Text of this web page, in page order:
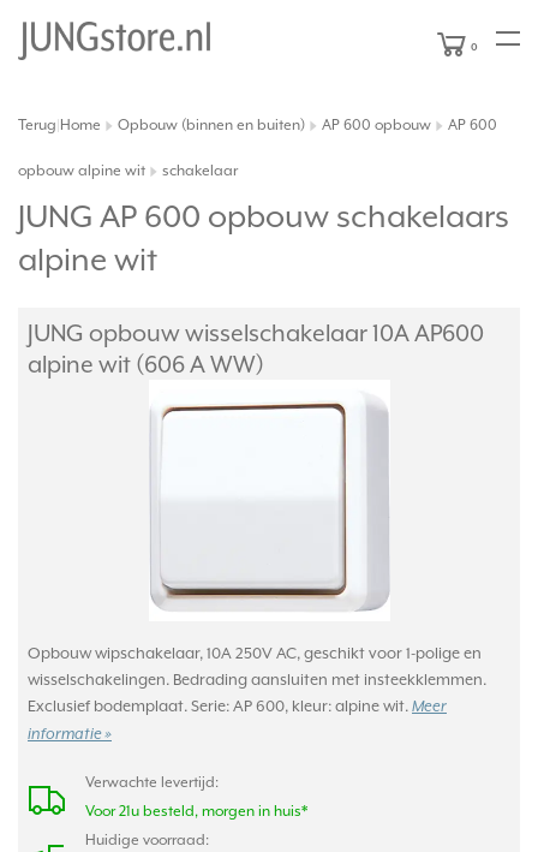
0
Terug Home Opbouw (binnen en buiten) AP 600 opbouw AP 600
opbouw alpine wit schakelaar
JUNG AP 600 opbouw schakelaars
alpine wit
JUNG opbouw wisselschakelaar 10A AP600
alpine wit (606 A WW)
Opbouw wipschakelaar, 10A 250V AC, geschikt voor 1-polige en
wisselschakelingen. Bedrading aansluiten met insteekklemmen.
Exclusief bodemplaat. Serie: AP 600, kleur: alpine wit. Meer
informatie »
Verwachte levertijd:
Voor 21u besteld, morgen in huis*
Huidige voorraad: